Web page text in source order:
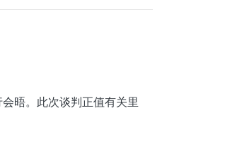
晤。此次谈判正值有关里